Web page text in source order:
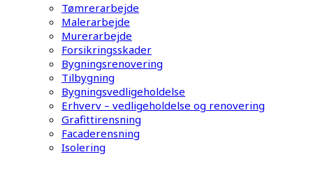
Tømrerarbejde
Malerarbejde
Murerarbejde
Forsikringsskader
Bygningsrenovering
Tilbygning
Bygningsvedligeholdelse
Erhverv – vedligeholdelse og renovering
Grafittirensning
Facaderensning
Isolering